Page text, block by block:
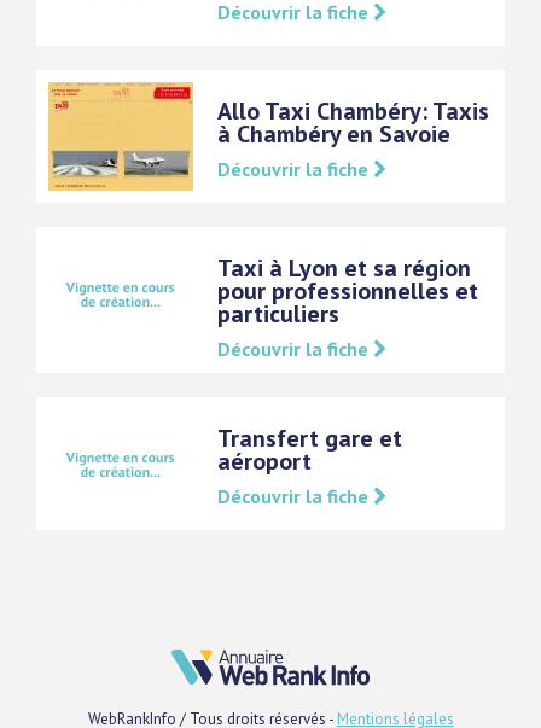
Découvrir la fiche
Allo Taxi Chambéry: Taxis
à Chambéry en Savoie
Découvrir la fiche
Taxi à Lyon et sa région
pour professionnelles et
particuliers
Découvrir la fiche
Transfert gare et
aéroport
Découvrir la fiche
WebRankInfo / Tous droits réservés - Mentions légales